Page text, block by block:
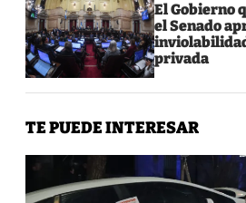
El Gobierno
el Senado
privada
TE PUEDE INTERESAR